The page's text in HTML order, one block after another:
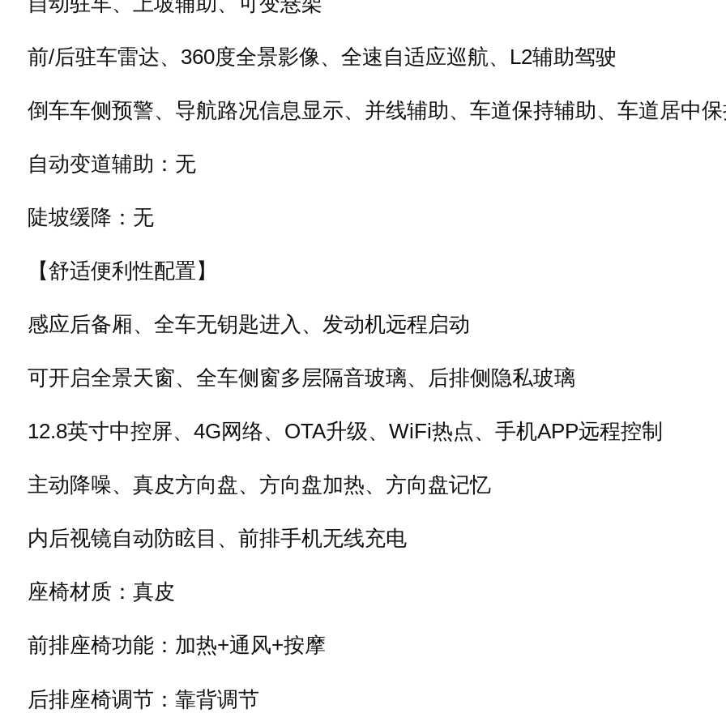
前/后驻车雷达、360度全景影像、全速自适应巡航、L2辅助驾驶
倒车车侧预警、导航路况信息显示、并线辅助、车道保持辅助、车道居中
自动变道辅助：无
陡坡缓降：无
【舒适便利性配置】
感应后备厢、全车无钥匙进入、发动机远程启动
可开启全景天窗、全车侧窗多层隔音玻璃、后排侧隐私玻璃
12.8英寸中控屏、4G网络、OTA升级、WiFi热点、手机APP远程控制
主动降噪、真皮方向盘、方向盘加热、方向盘记忆
内后视镜自动防眩目、前排手机无线充电
座椅材质：真皮
前排座椅功能：加热+通风+按摩
后排座椅调节：靠背调节